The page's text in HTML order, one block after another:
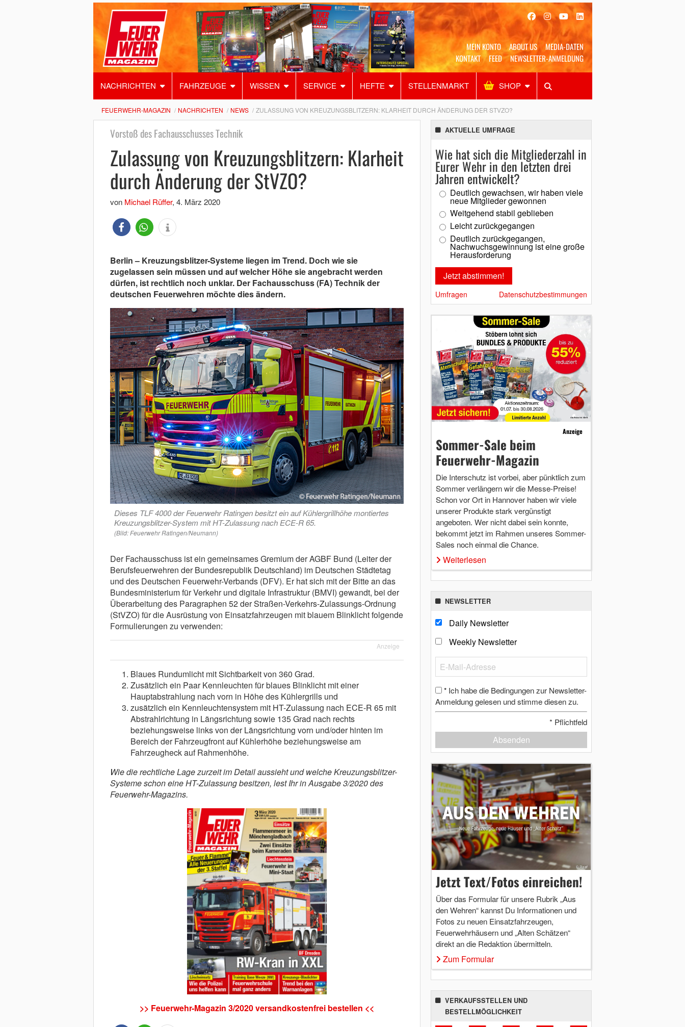
MEIN KONTO ABOUT US
MEDIA-DATEN
KONTAKT
FEED NEWSLETTER-ANMELDUNG
NACHRICHTEN FAHRZEUGE WISSEN SERVICE HEFTE STELLENMARKT SHOP
Alles Shop SUCHEN
FEUERWEHR-MAGAZIN NACHRICHTEN NEWS ZULASSUNG VON KREUZUNGSBLITZERN: KLARHEIT DURCH ÄNDERUNG DER STVZO?
Vorstoß des Fachausschusses Technik
Zulassung von Kreuzungsblitzern: Klarheit
durch Änderung der StVZO?
von Michael Rüffer, 4. März 2020
Berlin – Kreuzungsblitzer-Systeme liegen im Trend. Doch wie sie
zugelassen sein müssen und auf welcher Höhe sie angebracht werden
dürfen, ist rechtlich noch unklar. Der Fachausschuss (FA) Technik der
deutschen Feuerwehren möchte dies ändern.
Dieses TLF 4000 der Feuerwehr Ratingen besitzt ein auf Kühlergrillhöhe montiertes
Kreuzungsblitzer-System mit HT-Zulassung nach ECE-R 65.
(Bild: Feuerwehr Ratingen/Neumann)
Der Fachausschuss ist ein gemeinsames Gremium der AGBF Bund (Leiter der
Berufsfeuerwehren der Bundesrepublik Deutschland) im Deutschen Städtetag
und des Deutschen Feuerwehr-Verbands (DFV). Er hat sich mit der Bitte an das
Bundesministerium für Verkehr und digitale Infrastruktur (BMVI) gewandt, bei der
Überarbeitung des Paragraphen 52 der Straßen-Verkehrs-Zulassungs-Ordnung
(StVZO) für die Ausrüstung von Einsatzfahrzeugen mit blauem Blinklicht folgende
Formulierungen zu verwenden:
Anzeige
Blaues Rundumlicht mit Sichtbarkeit von 360 Grad.
Zusätzlich ein Paar Kennleuchten für blaues Blinklicht mit einer
Hauptabstrahlung nach vorn in Höhe des Kühlergrills und
zusätzlich ein Kennleuchtensystem mit HT-Zulassung nach ECE-R 65 mit
Abstrahlrichtung in Längsrichtung sowie 135 Grad nach rechts
beziehungsweise links von der Längsrichtung vorn und/oder hinten im
Bereich der Fahrzeugfront auf Kühlerhöhe beziehungsweise am
Fahrzeugheck auf Rahmenhöhe.
Wie die rechtliche Lage zurzeit im Detail aussieht und welche Kreuzungsblitzer-
Systeme schon eine HT-Zulassung besitzen, lest Ihr in Ausgabe 3/2020 des
Feuerwehr-Magazins.
>> Feuerwehr-Magazin 3/2020 versandkostenfrei bestellen <<
AKTUELLE UMFRAGE
Wie hat sich die Mitgliederzahl in
Eurer Wehr in den letzten drei
Jahren entwickelt?
Deutlich gewachsen, wir haben viele
neue Mitglieder gewonnen
Weitgehend stabil geblieben
Leicht zurückgegangen
Deutlich zurückgegangen,
Nachwuchsgewinnung ist eine große
Herausforderung
Umfragen Datenschutzbestimmungen
Anzeige
Sommer-Sale beim
Feuerwehr-Magazin
Die Interschutz ist vorbei, aber pünktlich zum
Sommer verlängern wir die Messe-Preise!
Schon vor Ort in Hannover haben wir viele
unserer Produkte stark vergünstigt
angeboten. Wer nicht dabei sein konnte,
bekommt jetzt im Rahmen unseres Sommer-
Sales noch einmal die Chance.
Weiterlesen
NEWSLETTER
Daily Newsletter
Weekly Newsletter
* Ich habe die Bedingungen zur Newsletter-
Anmeldung gelesen und stimme diesen zu.
* Pflichtfeld
Absenden
Jetzt Text/Fotos einreichen!
Über das Formular für unsere Rubrik „Aus
den Wehren“ kannst Du Informationen und
Fotos zu neuen Einsatzfahrzeugen,
Feuerwehrhäusern und „Alten Schätzen“
direkt an die Redaktion übermitteln.
Zum Formular
VERKAUFSSTELLEN UND
BESTELLMÖGLICHKEIT